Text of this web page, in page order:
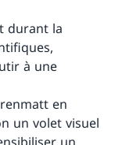
durant la
à une
en
un volet visuel